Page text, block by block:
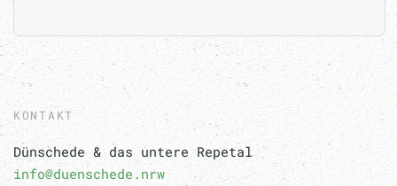
KONTAKT
Dünschede & das untere Repetal
info@duenschede.nrw